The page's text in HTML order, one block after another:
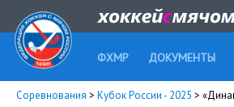
ФХМР ДОКУМЕНТЫ
Соревнования > Кубок России - 2025 >